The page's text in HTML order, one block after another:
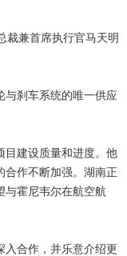
兼首席执行官马天明
刹车系统的唯一供应
建设质量和进度。他
合作不断加强。湖南正
与霍尼韦尔在航空航
合作，并乐意介绍更